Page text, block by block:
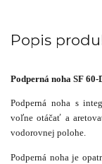
Popis
Podperná noha SF
Podperná noha s
voľne otáčať a
vodorovnej polohe.
Podperná noha je